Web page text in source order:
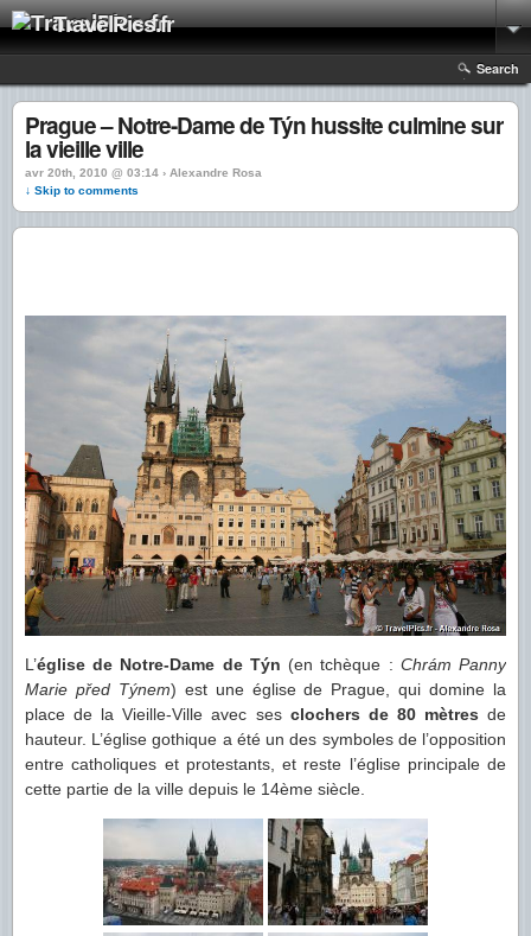
TravelPics.fr
Search
Prague – Notre-Dame de Týn hussite culmine sur
la vieille ville
avr 20th, 2010 @ 03:14 › Alexandre Rosa
↓ Skip to comments
L’église de Notre-Dame de Týn (en tchèque : Chrám Panny
Marie před Týnem) est une église de Prague, qui domine la
place de la Vieille-Ville avec ses clochers de 80 mètres de
hauteur. L’église gothique a été un des symboles de l’opposition
entre catholiques et protestants, et reste l’église principale de
cette partie de la ville depuis le 14ème siècle.